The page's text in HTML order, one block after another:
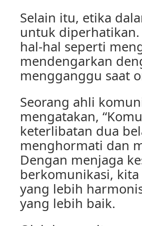
Selain itu, etika
untuk
hal-hal seperti
mendengarkan
mengganggu saat
Seorang ahli
mengatakan,
keterlibatan dua
menghormati dan
Dengan menjaga
berkomunikasi,
yang lebih
yang lebih baik.